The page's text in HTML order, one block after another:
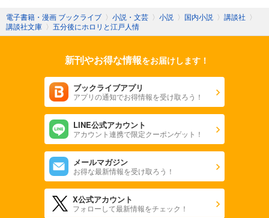
電子書籍・漫画 ブックライブ 〉 小説・文芸 〉 小説 〉 国内小説 〉 講談社 〉
講談社文庫 〉 五分後にホロリと江戸人情
新刊やお得な情報をお届けします！
ブックライブアプリ
アプリの通知でお得情報を受け取ろう！
LINE公式アカウント
アカウント連携で限定クーポンゲット！
メールマガジン
お得な最新情報を受け取ろう！
X公式アカウント
フォローして最新情報をチェック！